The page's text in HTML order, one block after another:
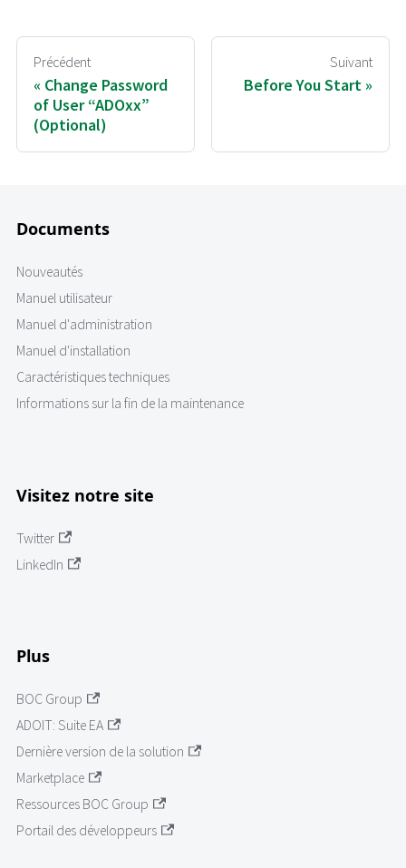
Précédent
Change Password
of User “ADOxx”
(Optional)
Suivant
Before You Start
Documents
Nouveautés
Manuel utilisateur
Manuel d'administration
Manuel d'installation
Caractéristiques techniques
Informations sur la fin de la maintenance
Visitez notre site
Twitter
LinkedIn
Plus
BOC Group
ADOIT: Suite EA
Dernière version de la solution
Marketplace
Ressources BOC Group
Portail des développeurs